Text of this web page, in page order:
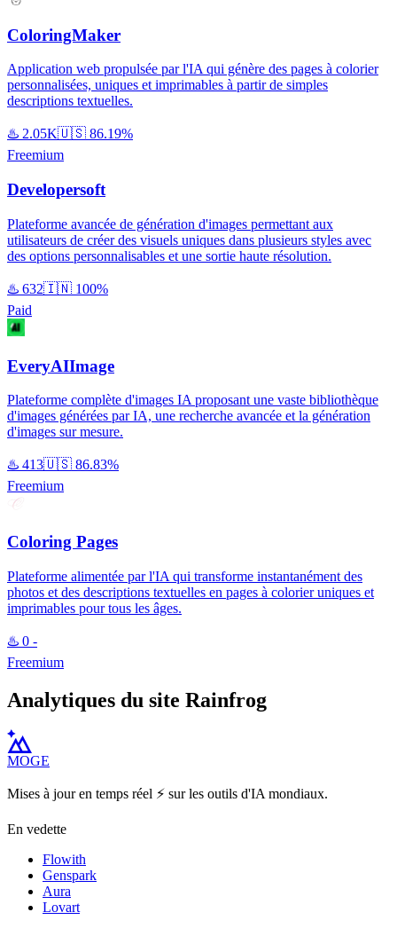
ColoringMaker
Application web propulsée par l'IA qui génère des pages à colorier
personnalisées, uniques et imprimables à partir de simples
descriptions textuelles.
♨️ 2.05K🇺🇸 86.19%
Freemium
Developersoft
Plateforme avancée de génération d'images permettant aux
utilisateurs de créer des visuels uniques dans plusieurs styles avec
des options personnalisables et une sortie haute résolution.
♨️ 632🇮🇳 100%
Paid
EveryAIImage
Plateforme complète d'images IA proposant une vaste bibliothèque
d'images générées par IA, une recherche avancée et la génération
d'images sur mesure.
♨️ 413🇺🇸 86.83%
Freemium
Coloring Pages
Plateforme alimentée par l'IA qui transforme instantanément des
photos et des descriptions textuelles en pages à colorier uniques et
imprimables pour tous les âges.
♨️ 0 -
Freemium
Analytiques du site Rainfrog
MOGE
Mises à jour en temps réel ⚡️ sur les outils d'IA mondiaux.
En vedette
Flowith
Genspark
Aura
Lovart